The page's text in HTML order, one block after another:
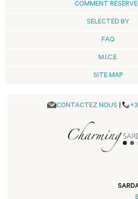
COMMENT
SELECTED BY
FAQ
M.I.C.E.
SITE MAP
CONTACTEZ NOUS |